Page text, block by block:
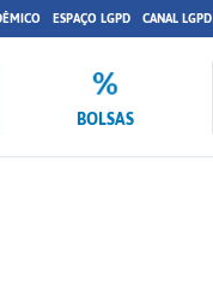
ESPAÇO LGPD CANAL LGPD
BOLSAS